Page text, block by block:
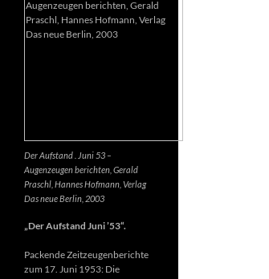
Der Aufstand . Juni 53 –
Augenzeugen berichten, Gerald
Praschl, Hannes Hofmann, Verlag
Das neue Berlin, 2003
„Der Aufstand Juni ’53“.
Packende Zeitzeugenberichte
zum 17. Juni 1953: Die